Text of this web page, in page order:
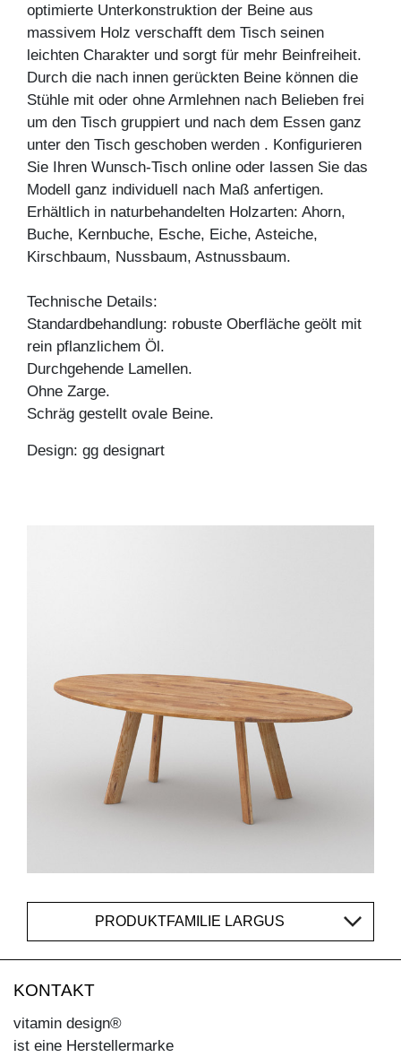
optimierte Unterkonstruktion der Beine aus
massivem Holz verschafft dem Tisch seinen
leichten Charakter und sorgt für mehr Beinfreiheit.
Durch die nach innen gerückten Beine können die
Stühle mit oder ohne Armlehnen nach Belieben frei
um den Tisch gruppiert und nach dem Essen ganz
unter den Tisch geschoben werden . Konfigurieren
Sie Ihren Wunsch-Tisch online oder lassen Sie das
Modell ganz individuell nach Maß anfertigen.
Erhältlich in naturbehandelten Holzarten: Ahorn,
Buche, Kernbuche, Esche, Eiche, Asteiche,
Kirschbaum, Nussbaum, Astnussbaum.
Technische Details:
Standardbehandlung: robuste Oberfläche geölt mit
rein pflanzlichem Öl.
Durchgehende Lamellen.
Ohne Zarge.
Schräg gestellt ovale Beine.
Design: gg designart
PRODUKTFAMILIE LARGUS
KONTAKT
vitamin design®
ist eine Herstellermarke